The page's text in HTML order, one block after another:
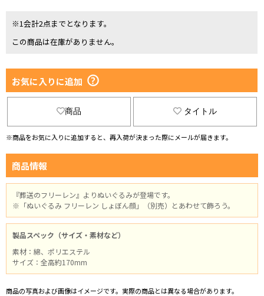
※1会計2点までとなります。
この商品は在庫がありません。
お気に入りに追加
商品 タイトル
※商品をお気に入りに追加すると、再入荷が決まった際にメールが届きます。
商品情報
『葬送のフリーレン』よりぬいぐるみが登場です。
※「ぬいぐるみ フリーレン しょぼん顔」（別売）とあわせて飾ろう。
製品スペック（サイズ・素材など）
素材：綿、ポリエステル
サイズ：全高約170mm
商品の写真および画像はイメージです。実際の商品とは異なる場合があります。